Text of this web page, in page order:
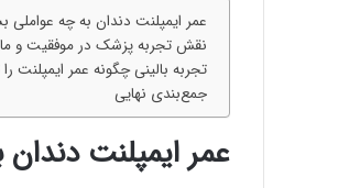
عمر ایمپلنت دندان به چه عواملی
نقش تجربه پزشک در موفقیت و
تجربه بالینی چگونه عمر ایمپلنت را تا ۱۰ سال افزایش
جمع‌بندی نهایی
عمر ایمپلنت